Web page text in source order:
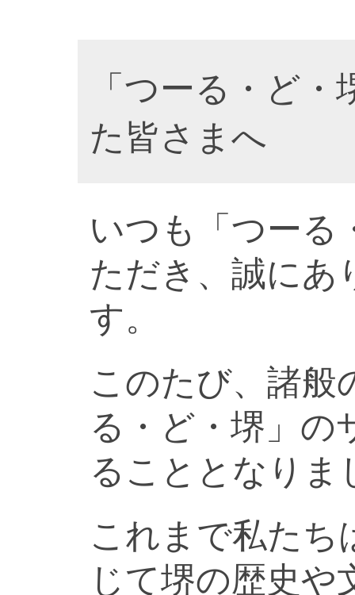
「つーる・ど
た皆さまへ
いつも「つーる
ただき、誠にあ
す。
このたび、諸般
る・ど・堺」の
ることとなりま
これまで私たち
じて堺の歴史や